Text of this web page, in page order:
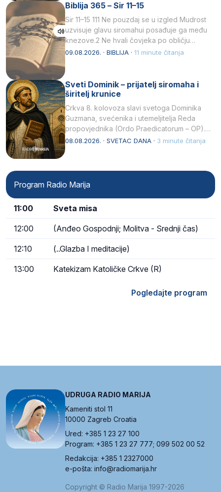
Biblija 365 – Sir 11–15
Sir 11–15 111 Ne pouzdaj se u izgled Mudrost
uzvisuje glavu siromahui posađuje ga među
knezove.2 Ne hvali čovjeka po obličju
njegovui…
09.08.2026. · BIBLIJA · 11 minute čitanja
Sveti Dominik – prijatelj siromaha i
širitelj krunice
Crkva 8. kolovoza slavi svetoga Dominika
Guzmana, svećenika i utemeljitelja Reda
propovjednika (Ordo Praedicatorum – OP).
Svojim životom, dubokom ljubavlju prema
08.08.2026. · SVETAC DANA · 3 minute čitanja
Program Radio Marija
11:00 Sveta misa
12:00 (Anđeo Gospodnji; Molitva - Srednji čas)
12:10 (..Glazba I meditacije)
13:00 Katekizam Katoličke Crkve (R)
Pogledajte program
UDRUGA RADIO MARIJA
Kameniti stol 11
10000 Zagreb Croatia
Ured: +385 1 23 27 100
Program: +385 1 23 27 777; 099 502 00 52
Redakcija: +385 1 2327000
e-pošta: info@radiomarija.hr
Copyright © Radio Marija 1997-2026